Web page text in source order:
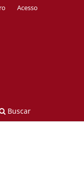
Buscar
Acesso